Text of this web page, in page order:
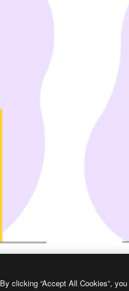
By clicking “Accept All Cookies”,